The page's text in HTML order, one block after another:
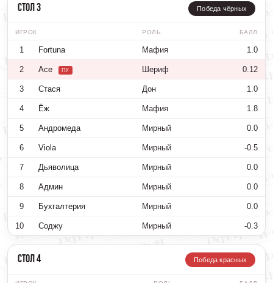
Стол 3 Победа чёрных
ИГРОК РОЛЬ БАЛЛ
1 Fortuna Мафия 1.0
2 Ace ПУ Шериф 0.12
3 Стася Дон 1.0
4 Ёж Мафия 1.8
5 Андромеда Мирный 0.0
6 Viola Мирный -0.5
7 Дьяволица Мирный 0.0
8 Админ Мирный 0.0
9 Бухгалтерия Мирный 0.0
10 Соджу Мирный -0.3
Стол 4 Победа красных